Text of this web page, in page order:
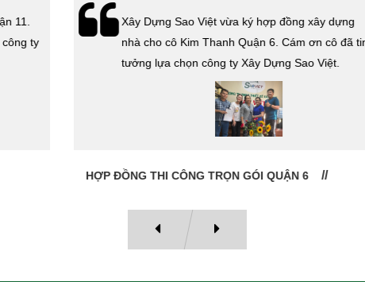
Xây Dựng Sao Việt vừa ký hợp đồng xây dựng
nhà cho cô Kim Thanh Quận 6. Cám ơn cô đã tin
tưởng lựa chọn công ty Xây Dựng Sao Việt.
HỢP ĐỒNG THI CÔNG TRỌN GÓI QUẬN 6